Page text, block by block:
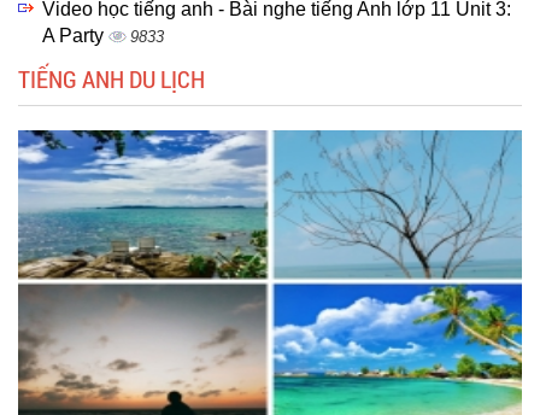
Video học tiếng anh - Bài nghe tiếng Anh lớp 11 Unit 3:
A Party
9833
TIẾNG ANH DU LỊCH